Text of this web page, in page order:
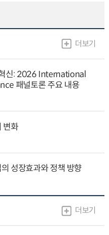
더보기
신: 2026 International
패널토론 주요 내용
변화
성장효과와 정책 방향
더보기